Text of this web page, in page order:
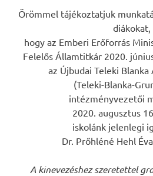
Örömmel tájékoztatjuk
diákokat,
hogy az Emberi Erőforrás
Felelős Államtitkár 2020.
az Újbudai Teleki Blanka
(Teleki-Blanka-
intézményvezetői
2020. augusztus
iskolánk jelenlegi
Dr. Prőhléné Hehl
A kinevezéshez szeretettel